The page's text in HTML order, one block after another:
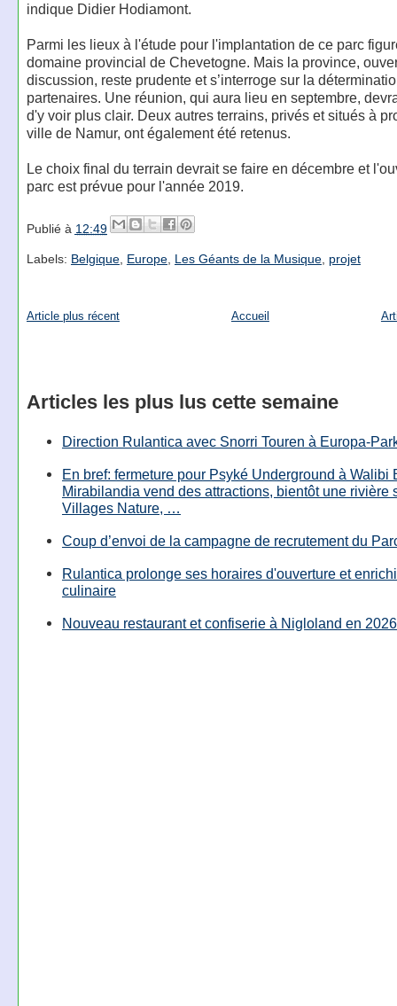
indique Didier Hodiamont.
Parmi les lieux à l'étude pour l'implantation de ce parc
domaine provincial de Chevetogne. Mais la province,
discussion, reste prudente et s’interroge sur la
partenaires. Une réunion, qui aura lieu en septembre,
d'y voir plus clair. Deux autres terrains, privés et situés à
ville de Namur, ont également été retenus.
Le choix final du terrain devrait se faire en décembre et
parc est prévue pour l'année 2019.
Publié à 12:49
Labels: Belgique, Europe, Les Géants de la Musique, projet
Article plus récent Accueil
Articles les plus lus cette semaine
Direction Rulantica avec Snorri Touren à Europa-
En bref: fermeture pour Psyké Underground à Walibi
Mirabilandia vend des attractions, bientôt une rivière
Villages Nature, …
Coup d’envoi de la campagne de recrutement du
Rulantica prolonge ses horaires d'ouverture et
culinaire
Nouveau restaurant et confiserie à Nigloland en 2026